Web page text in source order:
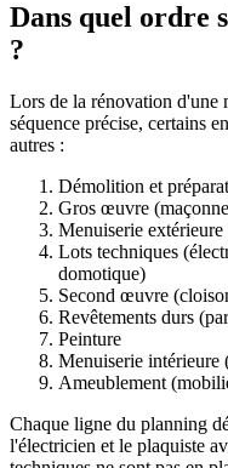
Dans quel ordre
?
Lors de la rénovation d'une
séquence précise, certains
autres :
Démolition et
Gros œuvre
Menuiserie
Lots techniques
domotique)
Second œuvre
Revêtements durs
Peinture
Menuiserie intérieure
Ameublement
Chaque ligne du planning
l'électricien et le plaquiste